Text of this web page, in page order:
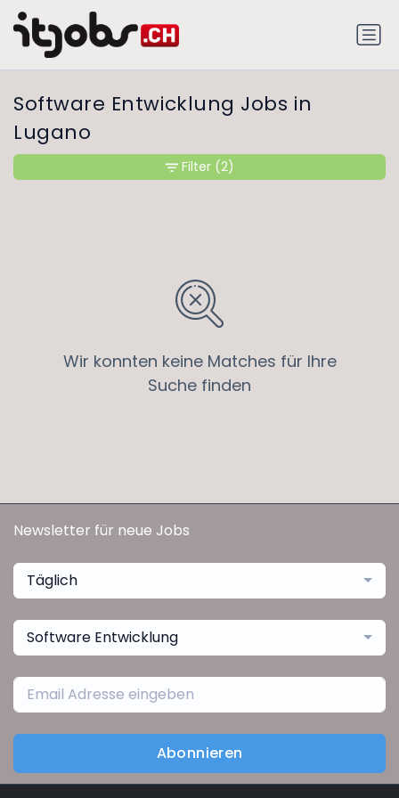
Software Entwicklung Jobs in
Lugano
Wir konnten keine Matches für Ihre
Suche finden
Filter (2)
Newsletter für neue Jobs
Täglich
Software Entwicklung
Abonnieren